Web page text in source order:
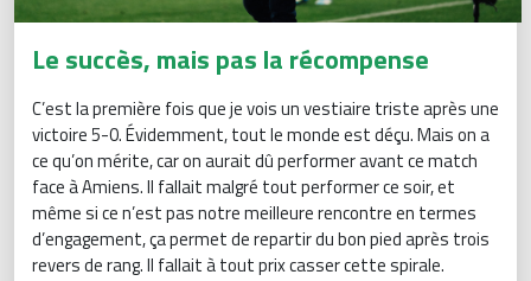
Le succès, mais pas la récompense
C’est la première fois que je vois un vestiaire triste après une
victoire 5-0. Évidemment, tout le monde est déçu. Mais on a
ce qu’on mérite, car on aurait dû performer avant ce match
face à Amiens. Il fallait malgré tout performer ce soir, et
même si ce n’est pas notre meilleure rencontre en termes
d’engagement, ça permet de repartir du bon pied après trois
revers de rang. Il fallait à tout prix casser cette spirale.